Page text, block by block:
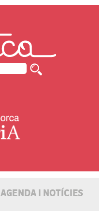
AGENDA I NOTÍCIES